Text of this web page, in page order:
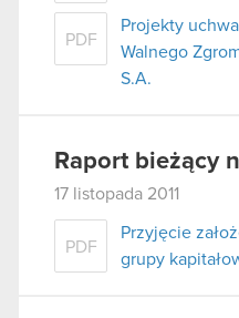
PDF
Projekty
Walnego
S.A.
Raport bieżący
17 listopada 2011
PDF
Przyjęcie
grupy